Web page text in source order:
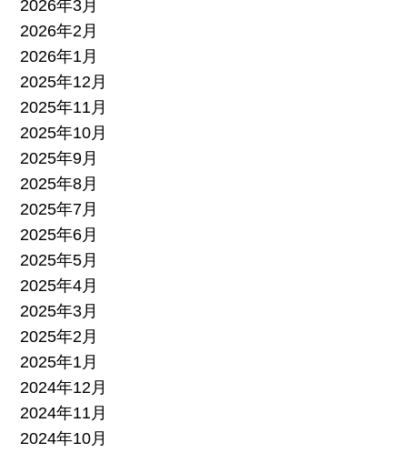
2026年3月
2026年2月
2026年1月
2025年12月
2025年11月
2025年10月
2025年9月
2025年8月
2025年7月
2025年6月
2025年5月
2025年4月
2025年3月
2025年2月
2025年1月
2024年12月
2024年11月
2024年10月